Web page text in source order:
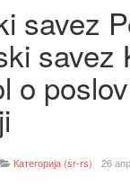
savez
savez
o
Категорија (sr-rs) 26